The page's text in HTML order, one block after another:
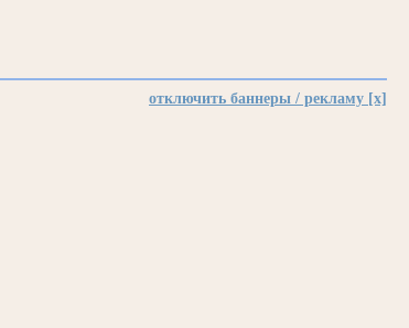
отключить баннеры / рекламу [x]